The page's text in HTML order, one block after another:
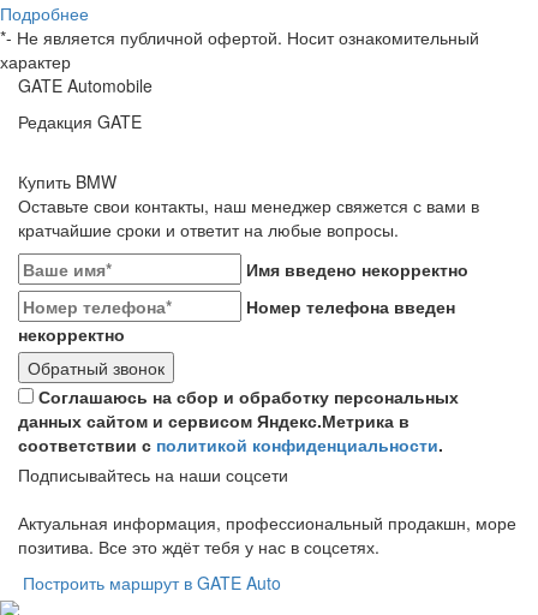
Подробнее
*- Не является публичной офертой. Носит ознакомительный
характер
GATE Automobile
Редакция GATE
Купить BMW
Оставьте свои контакты, наш менеджер свяжется с вами в
кратчайшие сроки и ответит на любые вопросы.
Имя введено некорректно
Номер телефона введен
некорректно
Обратный звонок
Соглашаюсь на сбор и обработку персональных
данных сайтом и сервисом Яндекс.Метрика в
соответствии с политикой конфиденциальности.
Подписывайтесь на наши соцсети
Актуальная информация, профессиональный продакшн, море
позитива. Все это ждёт тебя у нас в соцсетях.
Построить маршрут в GATE Auto